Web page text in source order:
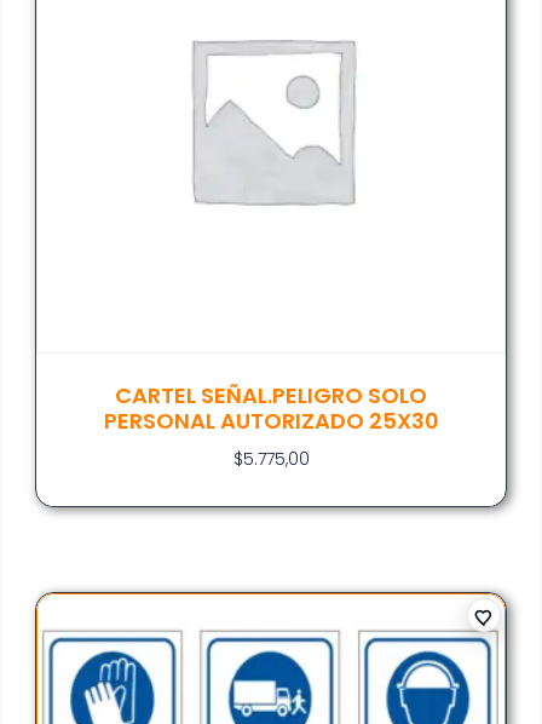
CARTEL SEÑAL.PELIGRO SOLO
PERSONAL AUTORIZADO 25X30
$5.775,00